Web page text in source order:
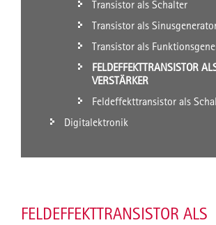
Transistor als Schalter
Transistor als
Transistor als
FELDEFFEKTTRANSISTOR
VERSTÄRKER
Feldeffekttransistor als
Digitalektronik
FELDEFFEKTTRANSISTOR ALS